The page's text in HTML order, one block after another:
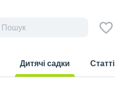
Дитячі садки
Статті